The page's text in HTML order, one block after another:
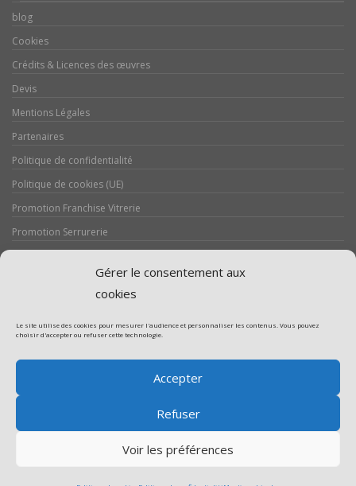
Gérer le consentement aux
cookies
Le site utilise des cookies pour mesurer l'audience et personnaliser les contenus. Vous pouvez
choisir d'accepter ou refuser cette technologie.
Accepter
Refuser
Voir les préférences
blog
Cookies
Crédits & Licences des œuvres
Devis
Mentions Légales
Partenaires
Politique de confidentialité
Politique de cookies (UE)
Promotion Franchise Vitrerie
Promotion Serrurerie